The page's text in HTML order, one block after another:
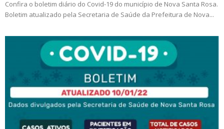
Confira o boletim diário do Covid-19 do município de Nova Santa Rosa.
Boletim atualizado pela Secretaria de Saúde da Prefeitura de Nova...